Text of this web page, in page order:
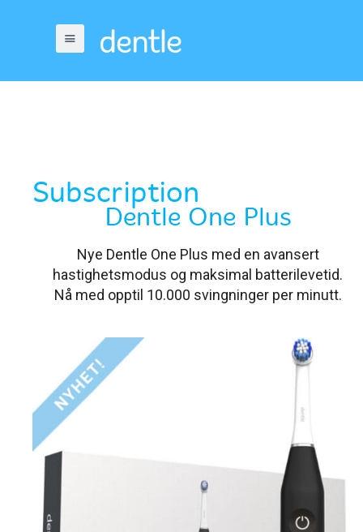
Subscription
Dentle One Plus
Nye Dentle One Plus med en avansert
hastighetsmodus og maksimal batterilevetid.
Nå med opptil 10.000 svingninger per minutt.